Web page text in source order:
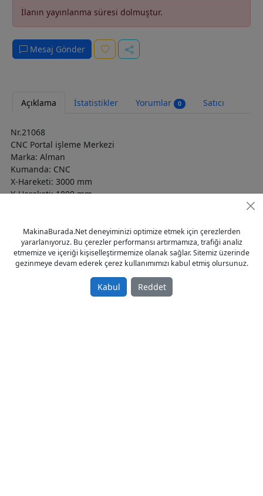
İlanın yayınlanma süresi dolmuştur.
Mesaj Gönder
Açıklama İstatistikler Yorumlar 0 Satıcı
Nr.21068
CNC Portal işleme Merkezi
Marka: Alman
Kumanda: CNC
X-Hareketi: 3000 mm
Y-Hareketi: 1800 mm
Takım tutucu: ISA 30
Takım magazin: 8 adet
Motor güç: 7,5 kW
Tabla vakum pompası
MakinaBurada.Net deneyiminizi optimize etmek için çerezlerden
yararlanıyoruz. Bu çerezler performansı artırmamıza, trafiği analiz
etmemize ve içeriği kişiselleştirmemize olanak sağlar. Sitemiz üzerinde
gezinmeye devam ederek çerez kullanımımızı kabul etmiş olursunuz.
Kabul Reddet